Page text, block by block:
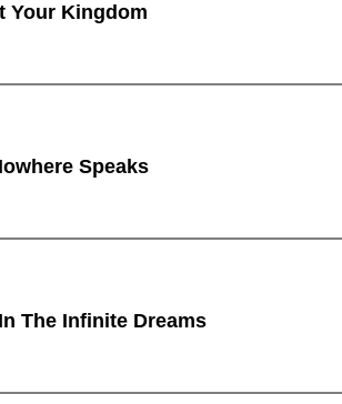
Your Kingdom
Speaks
The Infinite Dreams